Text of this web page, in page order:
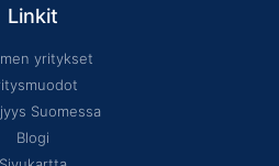
Linkit
yritykset
Suomessa
Blogi